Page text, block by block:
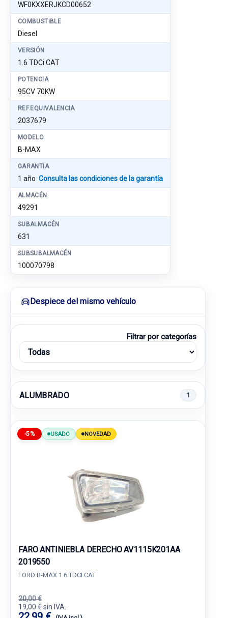
WF0KXXERJKCD00652
COMBUSTIBLE
Diesel
VERSIÓN
1.6 TDCi CAT
POTENCIA
95CV 70KW
REF.EQUIVALENCIA
2037679
MODELO
B-MAX
GARANTIA
1 año Consulta las condiciones de la garantía
ALMACÉN
49291
SUBALMACÉN
631
SUBSUBALMACÉN
100070798
Despiece del mismo vehículo
Filtrar por categorías
ALUMBRADO 1
-5% USADO NOVEDAD
FARO ANTINIEBLA DERECHO AV1115K201AA
2019550
FORD B-MAX 1.6 TDCI CAT
20,00 €
19,00 € sin IVA.